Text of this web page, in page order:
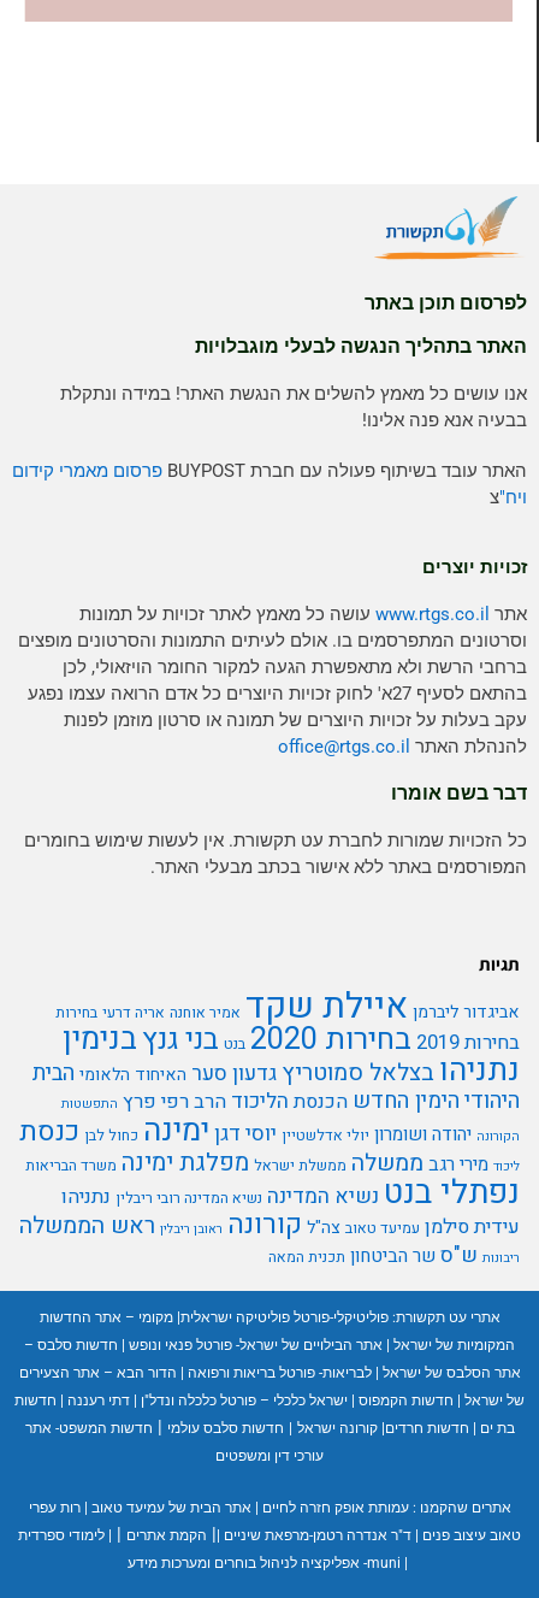
לפרסום תוכן באתר
האתר בתהליך הנגשה לבעלי מוגבלויות
אנו עושים כל מאמץ להשלים את הנגשת האתר! במידה ונתקלת
בבעיה אנא פנה אלינו!
האתר עובד בשיתוף פעולה עם חברת BUYPOST
פרסום מאמרי קידום
ויח"צ
זכויות יוצרים
אתרwww.rtgs.co.ilעושה כל מאמץ לאתר זכויות על תמונות
וסרטונים המתפרסמים בו. אולם לעיתים התמונות והסרטונים מופצים
ברחבי הרשת ולא מתאפשרת הגעה למקור החומר הויזאולי, לכן
בהתאם לסעיף 27א' לחוק זכויות היוצרים כל אדם הרואה עצמו נפגע
עקב בעלות על זכויות היוצרים של תמונה או סרטון מוזמן לפנות
להנהלת האתר
office@rtgs.co.il
דבר בשם אומרו
כל הזכויות שמורות לחברת עט תקשורת. אין לעשות שימוש בחומרים
המפורסמים באתר ללא אישור בכתב מבעלי האתר.
תגיות
אביגדור ליברמןאיילת שקד אמיר אוחנה אריה דרעי בחירות
בחירות 2019 בחירות 2020 בנט בני גנץבנימין
נתניהו בצלאל סמוטריץגדעון סערהאיחוד הלאומיהבית
היהודיהימין החדש הכנסתהליכודהרב רפי פרץ התפשטות
הקורונה יהודה ושומרון יולי אדלשטיין יוסי דגןימינה כחול לבן כנסת
ליכוד מירי רגבממשלה ממשלת ישראל מפלגת ימינה משרד הבריאות
נפתלי בנט נשיא המדינה נשיא המדינה רובי ריבלין נתניהו
עידית סילמן עמיעד טאוב צה"לקורונה ראובן ריבלין ראש הממשלה
ריבונות ש"סשר הביטחון תכנית המאה
אתרי עט תקשורת:פוליטיקלי-פורטל פוליטיקה ישראלית| מקומי – אתר החדשות
המקומיות של ישראל| אתר הבילויים של ישראל- פורטל פנאי ונופש|
חדשות סלבס –
אתר הסלבס של ישראל| לבריאות- פורטל בריאות ורפואה|
הדור הבא – אתר הצעירים
של ישראל| חדשות הקמפוס| ישראל כלכלי – פורטל כלכלה ונדל"ן| דתי רעננה|
חדשות
בת ים| חדשות חרדים| קורונה ישראל | חדשות סלבס עולמי| חדשות המשפט- אתר
עורכי דין ומשפטים
אתרים שהקמנו : עמותת אופק חזרה לחיים| אתר הבית של עמיעד טאוב|
רות עפרי
טאוב עיצוב פנים| ד"ר אנדרה רטמן-מרפאת שיניים|
| הקמת אתרים|
לימודי ספרדית
muni- אפליקציה לניהול בוחרים ומערכות מידע